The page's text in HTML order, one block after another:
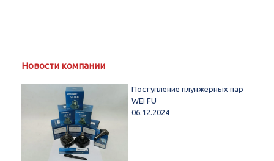
Новости компании
Поступление плунжерных пар
WEI FU
06.12.2024